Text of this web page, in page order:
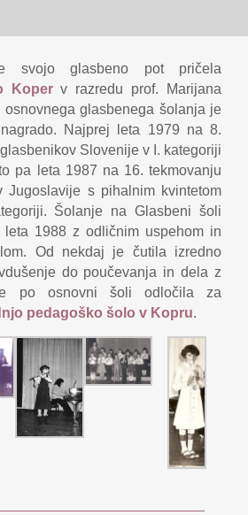
svojo glasbeno pot pričela
Koperv razredu prof. Marijana
osnovnega glasbenega šolanja je
Najprej leta 1979 na 8.
Slovenije v I. kategoriji
pa leta 1987 na 16. tekmovanju
Jugoslavije s pihalnim kvintetom
Šolanje na Glasbeni šoli
1988 z odličnim uspehom in
Od nekdaj je čutila izredno
do poučevanja in dela z
po osnovni šoli odločila za
pedagoško šolo v Kopru.